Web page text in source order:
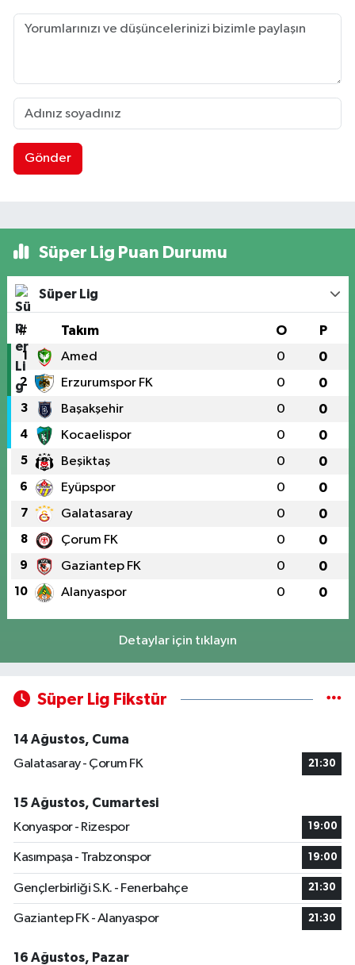
Gönder
Süper Lig Puan Durumu
Süper Lig
# Takım O P
1 Amed 0 0
2 Erzurumspor FK 0 0
3 Başakşehir 0 0
4 Kocaelispor 0 0
5 Beşiktaş 0 0
6 Eyüpspor 0 0
7 Galatasaray 0 0
8 Çorum FK 0 0
9 Gaziantep FK 0 0
10 Alanyaspor 0 0
Detaylar için tıklayın
Süper Lig Fikstür
14 Ağustos, Cuma
Galatasaray - Çorum FK
21:30
15 Ağustos, Cumartesi
Konyaspor - Rizespor
19:00
Kasımpaşa - Trabzonspor 19:00
Gençlerbirliği S.K. - Fenerbahçe 21:30
Gaziantep FK - Alanyaspor 21:30
16 Ağustos, Pazar